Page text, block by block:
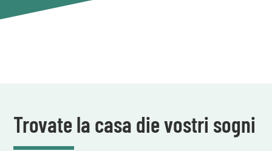
Trovate la casa die vostri sogni